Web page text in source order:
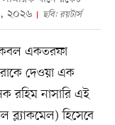
২০২৬
ছবি: রয়টার্স
একতরফা
দেওয়া এক
রহিম নাসারি এই
ব্ল্যাকমেল) হিসেবে